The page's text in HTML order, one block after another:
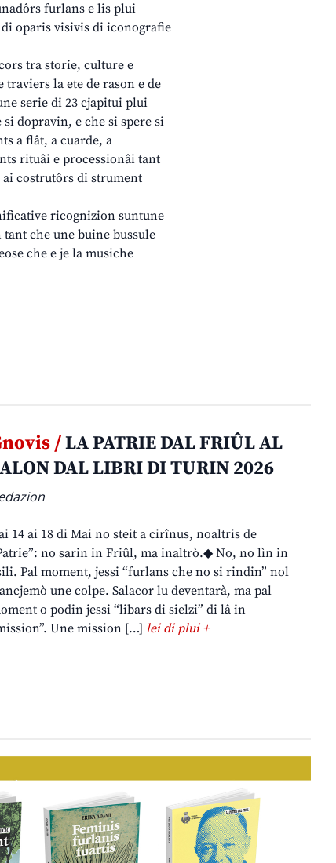
furlans e lis plui
oparis visivis di iconografie
tra storie, culture e
la ete de rason e de
serie di 23 cjapitui plui
dopravin, e che si spere si
a flât, a cuarde, a
rituâi e processionâi tant
costrutôrs di strument
ricognizion suntune
che une buine bussule
che e je la musiche
/LA PATRIE DAL FRIÛL AL
DAL LIBRI DI TURIN 2026
14 ai 18 di Mai no steit a cirînus, noaltris de
no sarin in Friûl, ma inaltrò.◆ No, no lìn in
Pal moment, jessi “furlans che no si rindin” nol
une colpe. Salacor lu deventarà, ma pal
o podin jessi “libars di sielzi” di lâ in
Une mission […]lei di plui +